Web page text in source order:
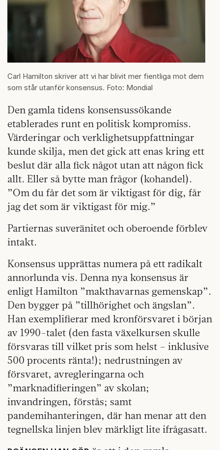
Carl Hamilton skriver att vi har blivit mer fientliga mot dem
som står utanför konsensus. Foto: Mondial
Den gamla tidens konsensussökande
etablerades runt en politisk kompromiss.
Värderingar och verklighetsuppfattningar
kunde skilja, men det gick att enas kring ett
beslut där alla fick något utan att någon fick
allt. Eller så bytte man frågor (kohandel).
”Om du får det som är viktigast för dig, får
jag det som är viktigast för mig.”
Partiernas suveränitet och oberoende förblev
intakt.
Konsensus upprättas numera på ett radikalt
annorlunda vis. Denna nya konsensus är
enligt Hamilton ”makthavarnas gemenskap”.
Den bygger på ”tillhörighet och ängslan”.
Han exemplifierar med kronförsvaret i början
av 1990-talet (den fasta växelkursen skulle
försvaras till vilket pris som helst – inklusive
500 procents ränta!); nedrustningen av
försvaret, avregleringarna och
”marknadifieringen” av skolan;
invandringen, förstås; samt
pandemihanteringen, där han menar att den
tegnellska linjen blev märkligt lite ifrågasatt.